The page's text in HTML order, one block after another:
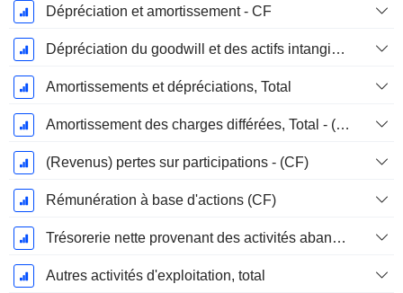
DécembreDépréciation et amortissement - CF
Dépréciation du goodwill et des actifs intangibles
Amortissements et dépréciations, Total
Amortissement des charges différées, Total - (CF)
(Revenus) pertes sur participations - (CF)
Rémunération à base d'actions (CF)
Trésorerie nette provenant des activités abandonnées
Autres activités d'exploitation, total